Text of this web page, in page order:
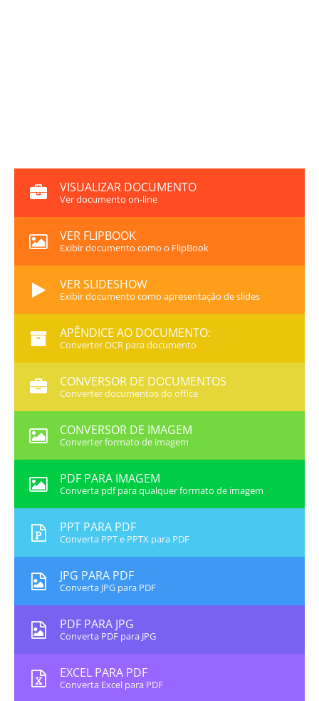
VISUALIZAR DOCUMENTO
Ver documento on-line
VER FLIPBOOK
Exibir documento como o FlipBook
VER SLIDESHOW
Exibir documento como apresentação de slides
APÊNDICE AO DOCUMENTO:
Converter OCR para documento
CONVERSOR DE DOCUMENTOS
Converter documentos do office
CONVERSOR DE IMAGEM
Converter formato de imagem
PDF PARA IMAGEM
Converta pdf para qualquer formato de imagem
PPT PARA PDF
Converta PPT e PPTX para PDF
JPG PARA PDF
Converta JPG para PDF
PDF PARA JPG
Converta PDF para JPG
EXCEL PARA PDF
Converta Excel para PDF